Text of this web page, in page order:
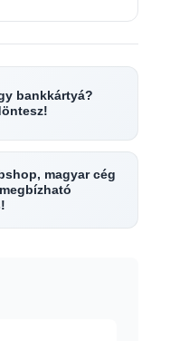
bankkártyá?
magyar cég